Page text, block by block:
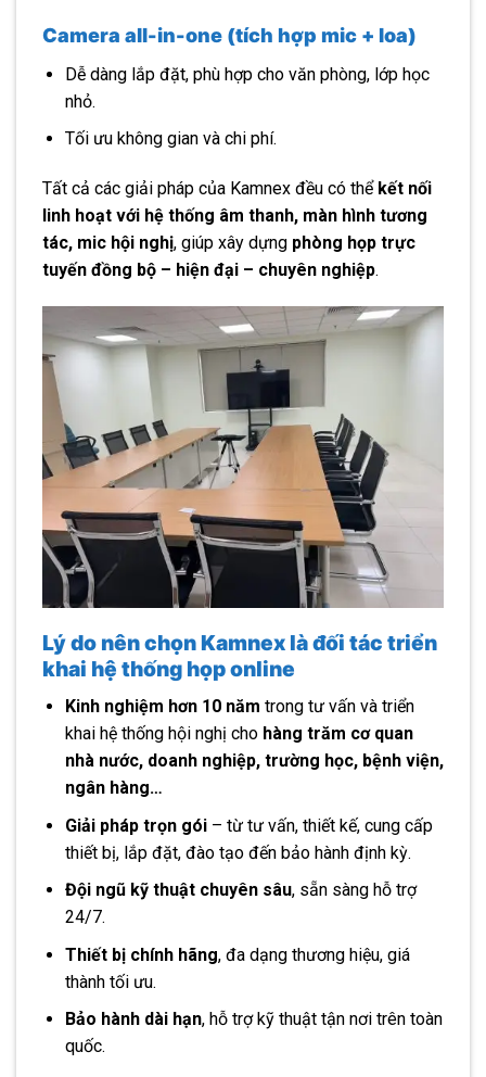
Camera all-in-one (tích hợp mic + loa)
Dễ dàng lắp đặt, phù hợp cho văn phòng, lớp học
nhỏ.
Tối ưu không gian và chi phí.
Tất cả các giải pháp của Kamnex đều có thể kết nối
linh hoạt với hệ thống âm thanh, màn hình tương
tác, mic hội nghị, giúp xây dựng phòng họp trực
tuyến đồng bộ – hiện đại – chuyên nghiệp.
Lý do nên chọn Kamnex là đối tác triển
khai hệ thống họp online
Kinh nghiệm hơn 10 năm trong tư vấn và triển
khai hệ thống hội nghị cho hàng trăm cơ quan
nhà nước, doanh nghiệp, trường học, bệnh viện,
ngân hàng…
Giải pháp trọn gói– từ tư vấn, thiết kế, cung cấp
thiết bị, lắp đặt, đào tạo đến bảo hành định kỳ.
Đội ngũ kỹ thuật chuyên sâu, sẵn sàng hỗ trợ
24/7.
Thiết bị chính hãng, đa dạng thương hiệu, giá
thành tối ưu.
Bảo hành dài hạn, hỗ trợ kỹ thuật tận nơi trên toàn
quốc.